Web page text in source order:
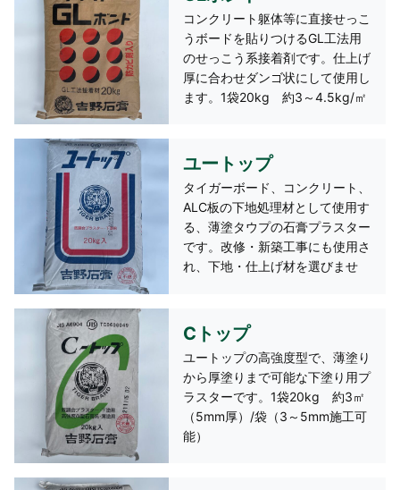
コンクリート躯体等に直接せっこ
うボードを貼りつけるGL工法用
のせっこう系接着剤です。仕上げ
厚に合わせダンゴ状にして使用し
ます。1袋20kg 約3～4.5kg/㎡
ユートップ
タイガーボード、コンクリート、
ALC板の下地処理材として使用す
る、薄塗タウプの石膏プラスター
です。改修・新築工事にも使用さ
れ、下地・仕上げ材を選びませ
です。1袋20kg 約5㎡（5mm
厚）/袋（3～5mm施工可能）
Cトップ
ユートップの高強度型で、薄塗り
から厚塗りまで可能な下塗り用プ
ラスターです。1袋20kg 約3㎡
（5mm厚）/袋（3～5mm施工可
能）